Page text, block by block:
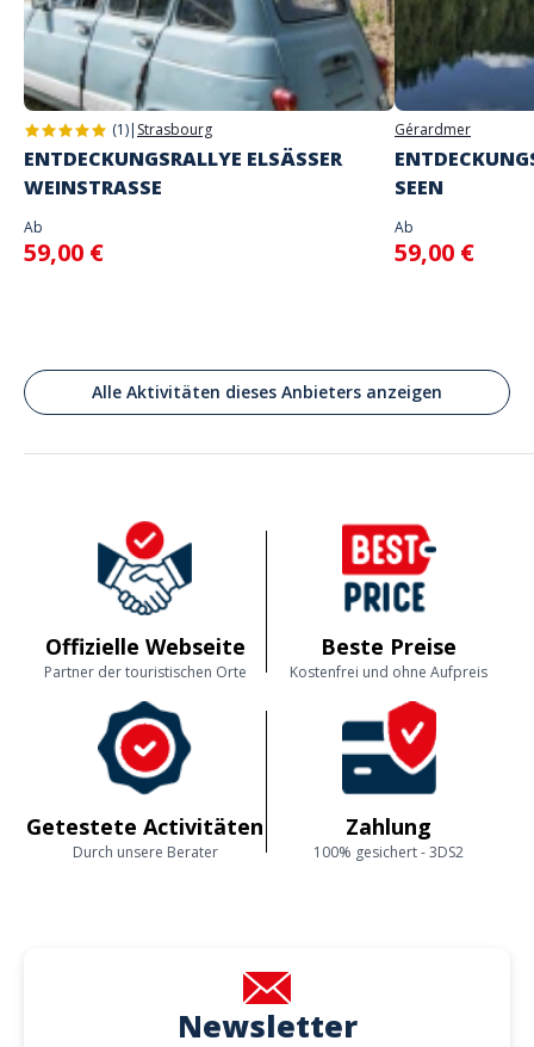
Adresse
Neumarktplatz, Bienne, Suisse
Biel
(1)| Strasbourg
ENTDECKUNGSRALLYE ELSÄSSER
WEINSTRASSE
Ab
59,00 €
Gérardmer
SEEN
Ab
59,00 €
Alle Aktivitäten dieses Anbieters anzeigen
Offizielle Webseite
Partner der touristischen Orte
Beste Preise
Kostenfrei und ohne Aufpreis
Getestete Activitäten
Durch unsere Berater
Zahlung
100% gesichert - 3DS2
Newsletter